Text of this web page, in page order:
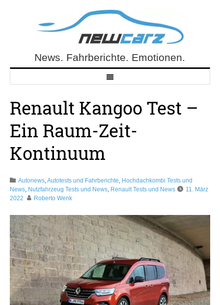
NewCarz.deNews. Fahrberichte. Emotionen.
Renault Kangoo Test –
Ein Raum-Zeit-
Kontinuum
Autonews,Autotests und Fahrberichte, Hochdachkombi Tests und
News, Nutzfahrzeug Tests und News, Renault Tests und News
11. März
2022
Roberto Wenk